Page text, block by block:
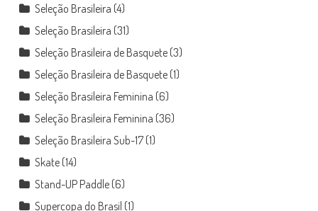
Seleção Brasileira (4)
Seleção Brasileira (31)
Seleção Brasileira de Basquete(3)
Seleção Brasileira de Basquete(1)
Seleção Brasileira Feminina (6)
Seleção Brasileira Feminina (36)
Seleção Brasileira Sub-17(1)
Skate(14)
Stand-UP Paddle(6)
Supercopa do Brasil (1)